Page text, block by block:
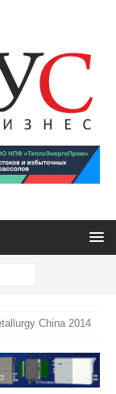
China 2014